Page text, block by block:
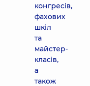
конгресів,
фахових
шкіл
та
майстер-
класів,
а
також